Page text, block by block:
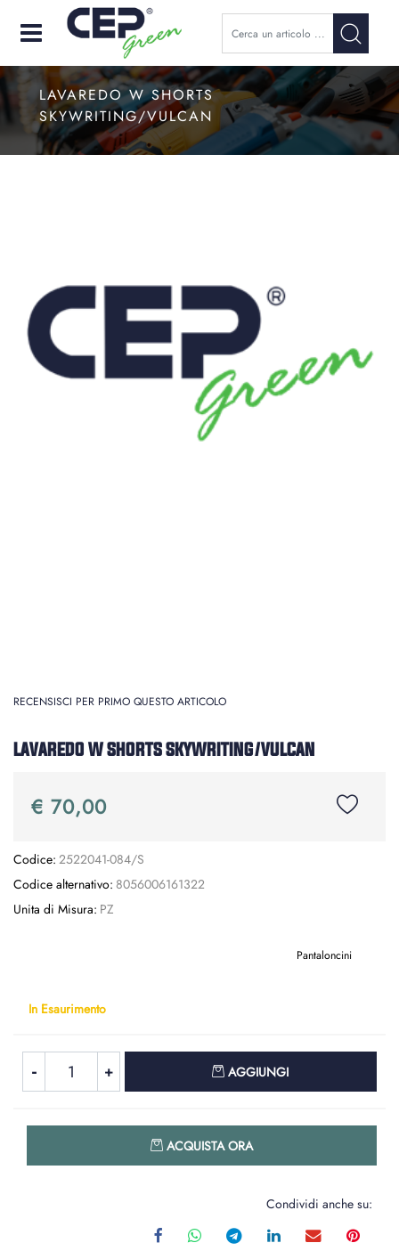
Open
LAVAREDO W SHORTS
SKYWRITING/VULCAN
RECENSISCI PER PRIMO QUESTO ARTICOLO
LAVAREDO W SHORTS SKYWRITING/VULCAN
€ 70,00
Codice: 2522041-084/S
Codice alternativo: 8056006161322
Unita di Misura: PZ
Pantaloncini
In Esaurimento
AGGIUNGI
ACQUISTA ORA
Condividi anche su: